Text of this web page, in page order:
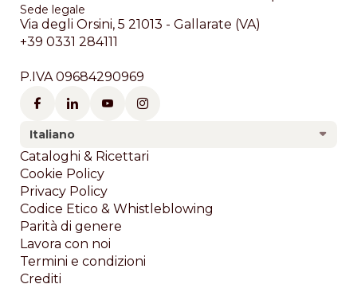
Sede legale
Via degli Orsini, 5 21013 - Gallarate (VA)
+39 0331 284111
P.IVA 09684290969
Italiano
Footer
Cataloghi & Ricettari
Cookie Policy
Privacy Policy
Codice Etico & Whistleblowing
Parità di genere
Lavora con noi
Termini e condizioni
Crediti